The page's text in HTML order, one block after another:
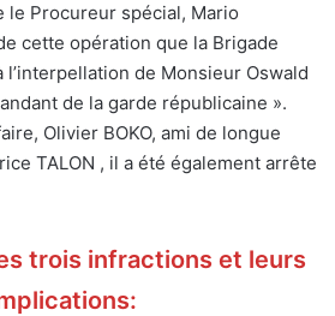
le Procureur spécial, Mario
cette opération que la Brigade
de Monsieur Oswald
de la garde républicaine ».
Olivier BOKO, ami de longue
TALON , il a été également arrête
trois infractions et leurs